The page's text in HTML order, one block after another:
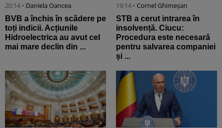
20:14 • Daniela Oancea
BVB a închis în scădere pe
toți indicii. Acțiunile
Hidroelectrica au avut cel
mai mare declin din ...
19:14 • Cornel Ghimeșan
STB a cerut intrarea în
insolvență. Ciucu:
Procedura este necesară
pentru salvarea companiei
și ...